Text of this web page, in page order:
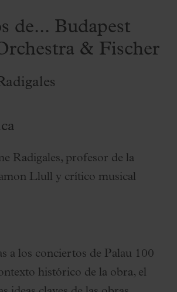
de... Budapest
& Fischer
Radigales, profesor de la
Llull y crítico musical
a los conciertos de Palau 100
histórico de la obra, el